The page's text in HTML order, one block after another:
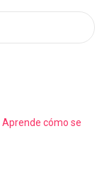
Aprende cómo se